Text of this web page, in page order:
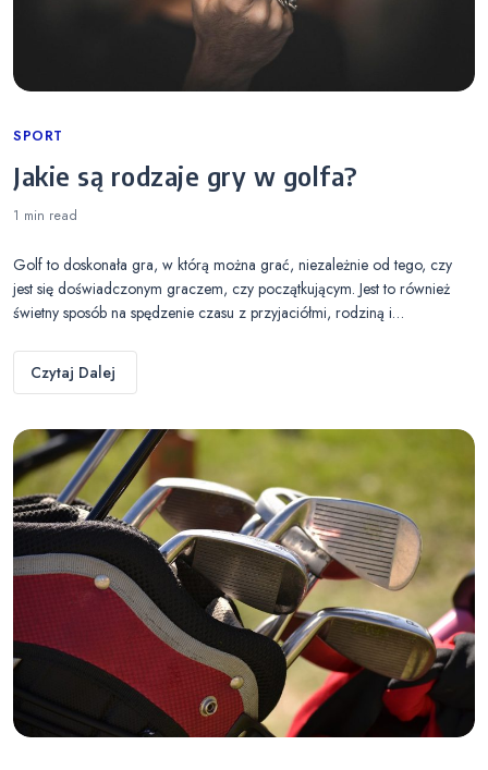
Categories
SPORT
Jakie są rodzaje gry w golfa?
1 min read
Golf to doskonała gra, w którą można grać, niezależnie od tego, czy
jest się doświadczonym graczem, czy początkującym. Jest to również
świetny sposób na spędzenie czasu z przyjaciółmi, rodziną i…
Czytaj Dalej